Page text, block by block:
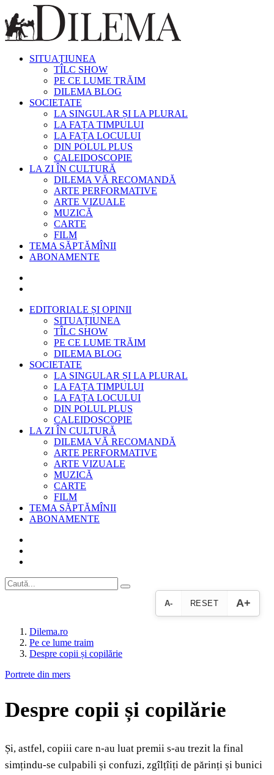
SITUAȚIUNEA
TÎLC SHOW
PE CE LUME TRĂIM
DILEMA BLOG
SOCIETATE
LA SINGULAR ȘI LA PLURAL
LA FAȚA TIMPULUI
LA FAȚA LOCULUI
DIN POLUL PLUS
CALEIDOSCOPIE
LA ZI ÎN CULTURĂ
DILEMA VĂ RECOMANDĂ
ARTE PERFORMATIVE
ARTE VIZUALE
MUZICĂ
CARTE
FILM
TEMA SĂPTĂMÎNII
ABONAMENTE
EDITORIALE ȘI OPINII
SITUAȚIUNEA
TÎLC SHOW
PE CE LUME TRĂIM
DILEMA BLOG
SOCIETATE
LA SINGULAR ȘI LA PLURAL
LA FAȚA TIMPULUI
LA FAȚA LOCULUI
DIN POLUL PLUS
CALEIDOSCOPIE
LA ZI ÎN CULTURĂ
DILEMA VĂ RECOMANDĂ
ARTE PERFORMATIVE
ARTE VIZUALE
MUZICĂ
CARTE
FILM
TEMA SĂPTĂMÎNII
ABONAMENTE
A- RESET A+
Dilema.ro
Pe ce lume traim
Despre copii și copilărie
Portrete din mers
Despre copii și copilărie
Și, astfel, copiii care n-au luat premii s-au trezit la final
simțindu-se culpabili și confuzi, zgîlțîiți de părinți și bunici